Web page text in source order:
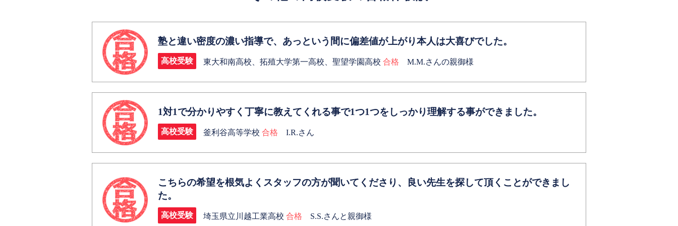
塾と違い密度の濃い指導で、あっという間に偏差値が上がり本人は大喜びでした。
高校受験 東大和南高校、拓殖大学第一高校、聖望学園高校 合格 M.M.さんの親御様
1対1で分かりやすく丁寧に教えてくれる事で1つ1つをしっかり理解する事ができました。
高校受験 釜利谷高等学校 合格 I.R.さん
こちらの希望を根気よくスタッフの方が聞いてくださり、良い先生を探して頂くことができまし
た。
高校受験 埼玉県立川越工業高校 合格 S.S.さんと親御様